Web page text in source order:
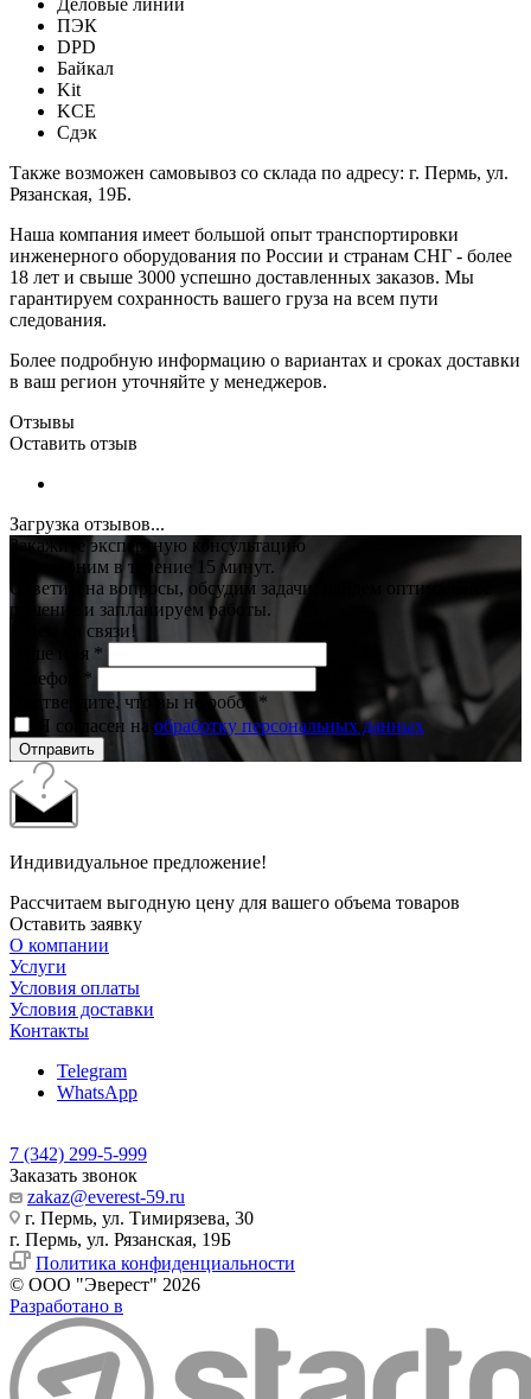
ПЭК
DPD
Байкал
Kit
KCE
Сдэк
Также возможен самовывоз со склада по адресу: г. Пермь, ул.
Рязанская, 19Б.
Наша компания имеет большой опыт транспортировки
инженерного оборудования по России и странам СНГ - более
18 лет и свыше 3000 успешно доставленных заказов. Мы
гарантируем сохранность вашего груза на всем пути
следования.
Более подробную информацию о вариантах и сроках доставки
в ваш регион уточняйте у менеджеров.
Отзывы
Оставить отзыв
Загрузка отзывов...
Закажите экспертную консультацию
Перезвоним в течение 15 минут.
Ответим на вопросы, обсудим задачи, найдем оптимальное
решение и запланируем работы.
Будем на связи!
Ваше имя *
Телефон
*
Подтвердите, что вы не робот*
Я согласен на обработку персональных данных
Отправить
Индивидуальное предложение!
Рассчитаем выгодную цену для вашего объема товаров
Оставить заявку
О компании
Услуги
Условия оплаты
Условия доставки
Контакты
Telegram
WhatsApp
7 (342) 299-5-999
Заказать звонок
zakaz@everest-59.ru
г. Пермь, ул. Тимирязева, 30
г. Пермь, ул. Рязанская, 19Б
Политика конфиденциальности
© ООО "Эверест" 2026
Разработано в